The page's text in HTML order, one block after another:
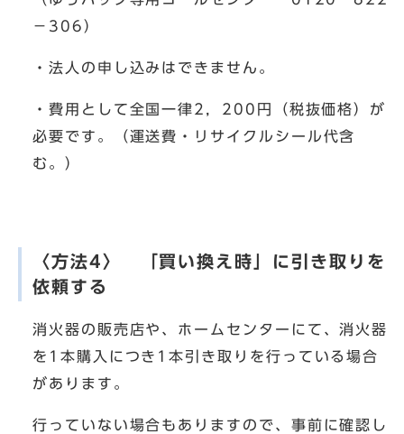
－306）
・法人の申し込みはできません。
・費用として全国一律2，200円（税抜価格）が
必要です。（運送費・リサイクルシール代含
む。）
〈方法4〉 「買い換え時」に引き取りを
依頼する
消火器の販売店や、ホームセンターにて、消火器
を1本購入につき1本引き取りを行っている場合
があります。
行っていない場合もありますので、事前に確認し